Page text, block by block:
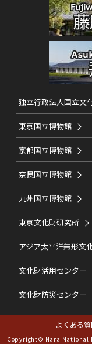
独立行政法人国立文
東京国立博物館
京都国立博物館
奈良国立博物館
九州国立博物館
東京文化財研究所
アジア太平洋無形文
文化財活用センター
文化財防災センター
よくある
Copyright© Nara National